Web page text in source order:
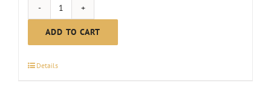
Organic
Grape
Juice
ADD TO CART
Details